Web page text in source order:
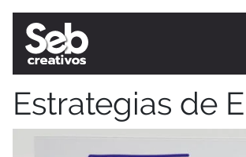
Estrategias de